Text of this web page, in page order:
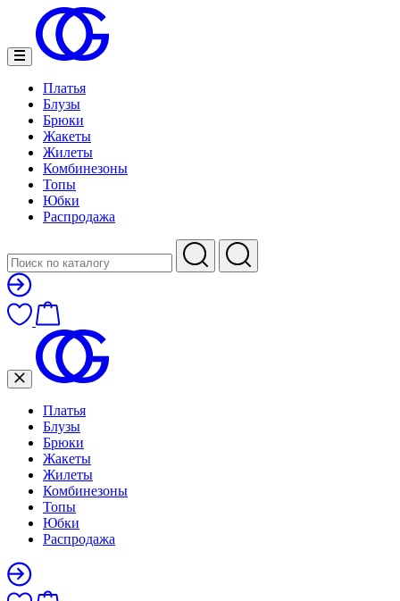
Платья
Блузы
Брюки
Жакеты
Жилеты
Комбинезоны
Топы
Юбки
Распродажа
Платья
Блузы
Брюки
Жакеты
Жилеты
Комбинезоны
Топы
Юбки
Распродажа